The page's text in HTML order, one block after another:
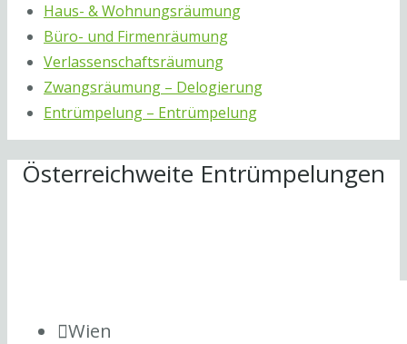
Haus- & Wohnungsräumung
Büro- und Firmenräumung
Verlassenschaftsräumung
Zwangsräumung – Delogierung
Entrümpelung – Entrümpelung
Österreichweite Entrümpelungen
Wien